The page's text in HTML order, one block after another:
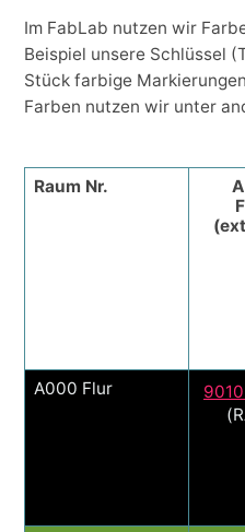
Im FabLab nutzen wir
Beispiel unsere Schlüssel
Stück farbige
Farben nutzen wir unter
Raum Nr.
A000 Flur